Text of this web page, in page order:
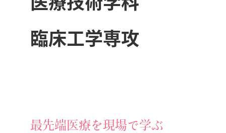
医療技術学科
臨床工学専攻
最先端医療を現場で学ぶ